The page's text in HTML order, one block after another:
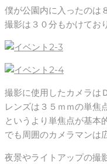
僕が公園内に入ったのは
撮影は３０分もかけてお
撮影に使用したカメラは
レンズは３５ｍｍの単焦
というより単焦点が基本
でも周囲のカメラマンは
夜景やライトアップの撮